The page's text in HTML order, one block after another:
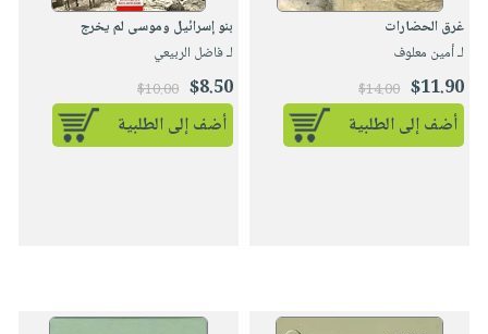
غرق الحضارات
لـ أمين معلوف
$11.90
$14.00
أضف إلى الطلبية
بنو إسرائيل وموسى لم يخرج
لـ فاضل الربيعي
$8.50
$10.00
أضف إلى الطلبية